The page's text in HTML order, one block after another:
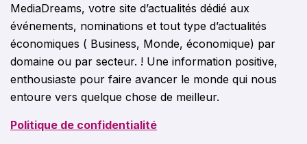
MediaDreams, votre site d’actualités dédié aux
événements, nominations et tout type d’actualités
économiques ( Business, Monde, économique) par
domaine ou par secteur. ! Une information positive,
enthousiaste pour faire avancer le monde qui nous
entoure vers quelque chose de meilleur.
Politique de confidentialité